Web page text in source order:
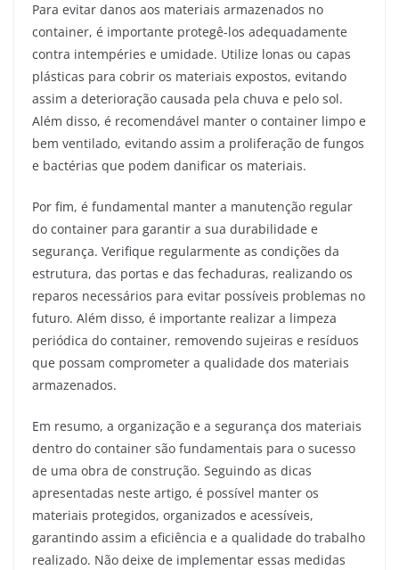
Para evitar danos aos materiais armazenados no
container, é importante protegê-los adequadamente
contra intempéries e umidade. Utilize lonas ou capas
plásticas para cobrir os materiais expostos, evitando
assim a deterioração causada pela chuva e pelo sol.
Além disso, é recomendável manter o container limpo e
bem ventilado, evitando assim a proliferação de fungos
e bactérias que podem danificar os materiais.
Por fim, é fundamental manter a manutenção regular
do container para garantir a sua durabilidade e
segurança. Verifique regularmente as condições da
estrutura, das portas e das fechaduras, realizando os
reparos necessários para evitar possíveis problemas no
futuro. Além disso, é importante realizar a limpeza
periódica do container, removendo sujeiras e resíduos
que possam comprometer a qualidade dos materiais
armazenados.
Em resumo, a organização e a segurança dos materiais
dentro do container são fundamentais para o sucesso
de uma obra de construção. Seguindo as dicas
apresentadas neste artigo, é possível manter os
materiais protegidos, organizados e acessíveis,
garantindo assim a eficiência e a qualidade do trabalho
realizado. Não deixe de implementar essas medidas